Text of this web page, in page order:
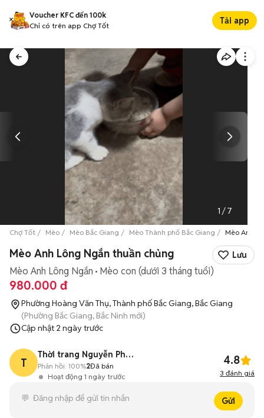
Voucher KFC đến 100k
Chỉ có trên app Chợ Tốt
Tải app
1 /7
Chợ Tốt Mèo Mèo Bắc Giang Mèo Thành phố Bắc Giang Mèo Anh
Mèo Anh Lông Ngắn thuần chủng Lưu
Mèo Anh Lông Ngắn Mèo con (dưới 3 tháng tuổi)
980.000 đ
Phường Hoàng Văn Thụ, Thành phố Bắc Giang, Bắc Giang
(Phường Bắc Giang, Bắc Ninh mới)
Cập nhật 2 ngày trước
T
Thời trang Nguyễn Phong
Hoạt động 1 ngày trước
Phản hồi: 100%2Đã bán 4.8
3 đánh giá
Gửi